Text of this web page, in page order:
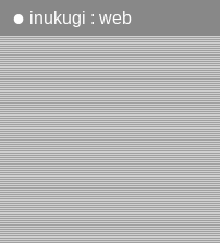
● inukugi : web